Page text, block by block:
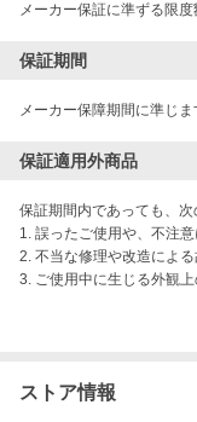
メーカー保証に準ずる限度
保証期間
メーカー保障期間に準じま
保証適用外商品
保証期間内であっても、
1. 誤ったご使用や、不注
2. 不当な修理や改造によ
3. ご使用中に生じる外観
ストア情報